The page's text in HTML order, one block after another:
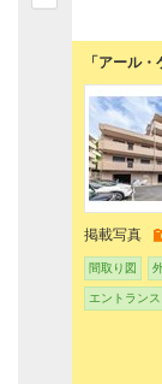
「アール
掲載写真
間取り図
エントランス